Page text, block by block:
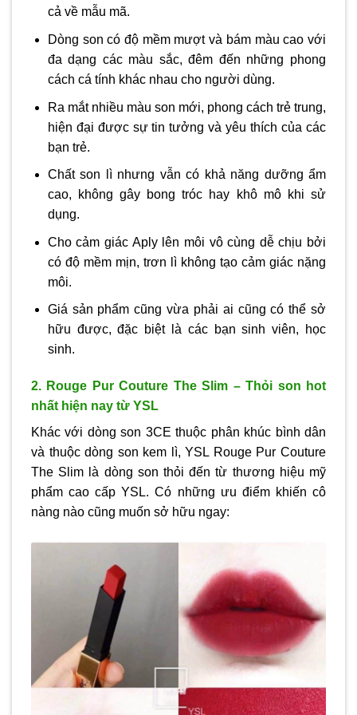
cả về mẫu mã.
Dòng son có độ mềm mượt và bám màu cao với
đa dạng các màu sắc, đêm đến những phong
cách cá tính khác nhau cho người dùng.
Ra mắt nhiều màu son mới, phong cách trẻ trung,
hiện đại được sự tin tưởng và yêu thích của các
bạn trẻ.
Chất son lì nhưng vẫn có khả năng dưỡng ẩm
cao, không gây bong tróc hay khô mô khi sử
dụng.
Cho cảm giác Aply lên môi vô cùng dễ chịu bởi
có độ mềm mịn, trơn lì không tạo cảm giác nặng
môi.
Giá sản phẩm cũng vừa phải ai cũng có thể sở
hữu được, đặc biệt là các bạn sinh viên, học
sinh.
2. Rouge Pur Couture The Slim – Thỏi son hot
nhất hiện nay từ YSL
Khác với dòng son 3CE thuộc phân khúc bình dân
và thuộc dòng son kem lì, YSL Rouge Pur Couture
The Slim là dòng son thỏi đến từ thương hiệu mỹ
phẩm cao cấp YSL. Có những ưu điểm khiến cô
nàng nào cũng muốn sở hữu ngay: